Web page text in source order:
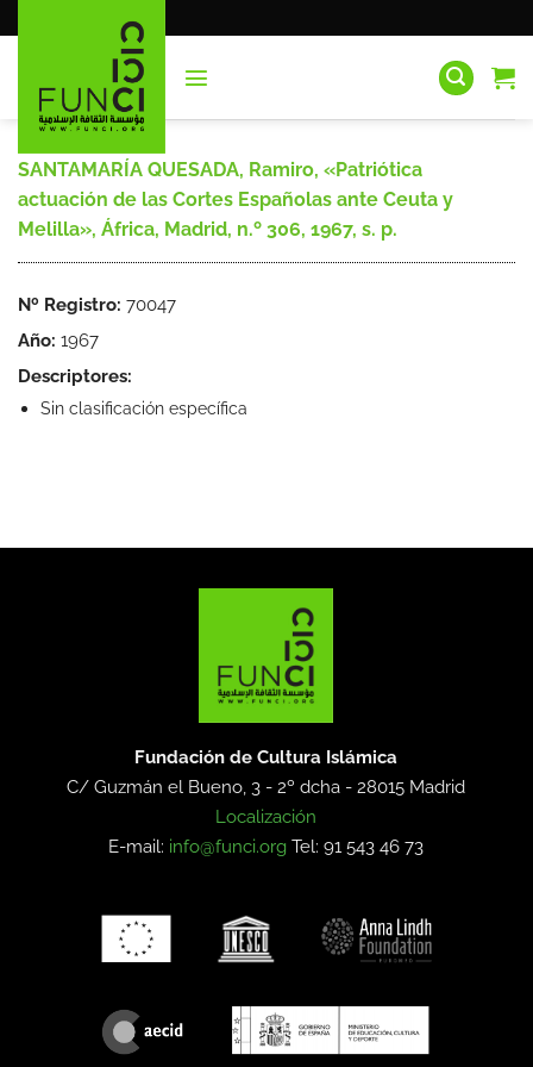
al
SANTAMARÍA QUESADA, Ramiro, «Patriótica
actuación de las Cortes Españolas ante Ceuta y
Melilla», África, Madrid, n.º 306, 1967, s. p.
Nº Registro: 70047
Año: 1967
Descriptores:
Sin clasificación específica
Fundación de Cultura Islámica
C/ Guzmán el Bueno, 3 - 2º dcha -28015 Madrid
Localización
E-mail: info@funci.org Tel: 91 543 46 73